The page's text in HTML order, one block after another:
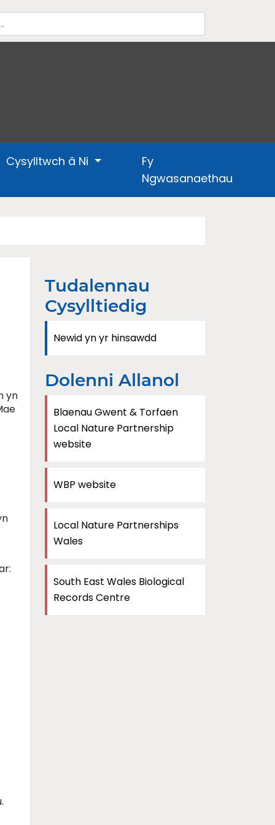
Cysylltwch â Ni
Fy
Ngwasanaethau
yn
Tudalennau
Cysylltiedig
Newid yn yr hinsawdd
Dolenni Allanol
Blaenau Gwent & Torfaen
Local Nature Partnership
website
WBP website
Local Nature Partnerships
Wales
South East Wales Biological
Records Centre